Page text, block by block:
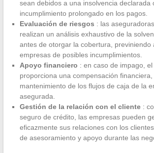
sean debidos a una insolvencia declarada
incumplimiento prolongado en los pagos.
Evaluación de riesgos : las
realizan un análisis exhaustivo de la
antes de otorgar la cobertura, previniendo
empresas de posibles incumplimientos.
Apoyo financiero : en caso de impago,
proporciona una compensación
mantenimiento de los flujos de caja de la
asegurada.
Gestión de la relación con el cliente :
seguro de crédito, las empresas pueden
eficazmente sus relaciones con los
de asesoramiento y apoyo durante las